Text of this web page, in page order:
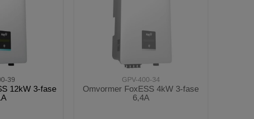
39
12kW 3-fase
GPV-400-34
Omvormer FoxESS 4kW 3-fase
6,4A